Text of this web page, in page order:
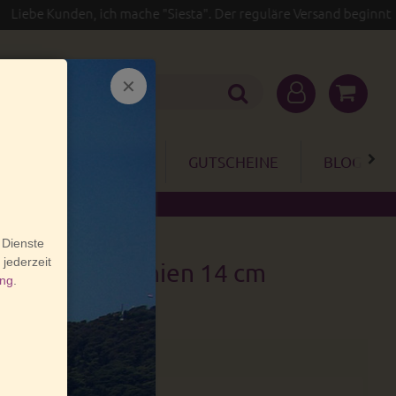
Kunden, ich mache "Siesta". Der reguläre Versand beginnt erst
GUTSCHEINE BLOG
aus Spanien 14 cm